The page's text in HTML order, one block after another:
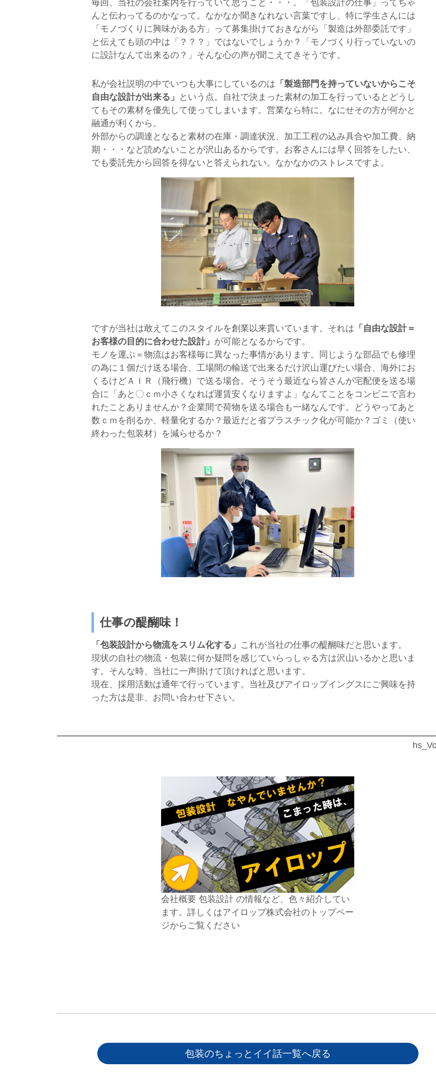
毎回、当社の会社案内を行っていて思うこと・・・。「包装設計の仕事」ってちゃ
んと伝わってるのかなって。なかなか聞きなれない言葉ですし、特に学生さんには
「モノづくりに興味がある方」って募集掛けておきながら「製造は外部委託です」
と伝えても頭の中は「？？？」ではないでしょうか？「モノづくり行っていないの
に設計なんて出来るの？」そんな心の声が聞こえてきそうです。
私が会社説明の中でいつも大事にしているのは 「製造部門を持っていないからこそ
自由な設計が出来る」
という点。自社で決まった素材の加工を行っているとどうし
てもその素材を優先して使ってしまいます。営業なら特に。なにせその方が何かと
融通が利くから。
外部からの調達となると素材の在庫・調達状況、加工工程の込み具合や加工費、納
期・・・など読めないことが沢山あるからです。お客さんには早く回答をしたい、
でも委託先から回答を得ないと答えられない。なかなかのストレスですよ。
ですが当社は敢えてこのスタイルを創業以来貫いています。それは 「自由な設計＝
お客様の目的に合わせた設計」 が可能となるからです。
モノを運ぶ＝物流はお客様毎に異なった事情があります。同じような部品でも修理
の為に１個だけ送る場合、工場間の輸送で出来るだけ沢山運びたい場合、海外にお
くるけどＡＩＲ（飛行機）で送る場合。そうそう最近なら皆さんが宅配便を送る場
合に「あと〇ｃｍ小さくなれば運賃安くなりますよ」なんてことをコンビニで言わ
れたことありませんか？企業間で荷物を送る場合も一緒なんです。どうやってあと
数ｃｍを削るか、軽量化するか？最近だと省プラスチック化が可能か？ゴミ（使い
終わった包装材）を減らせるか？
仕事の醍醐味！
「包装設計から物流をスリム化する」 これが当社の仕事の醍醐味だと思います。
現状の自社の物流・包装に何か疑問を感じていらっしゃる方は沢山いるかと思いま
す。そんな時、当社に一声掛けて頂ければと思います。
現在、採用活動は通年で行っています。当社及びアイロップイングスにご興味を持
った方は是非、お問い合わせ下さい。
会社概要 包装設計 の情報など、色々紹介してい
ます。詳しくはアイロップ株式会社のトップペー
ジからご覧ください
包装のちょっとイイ話一覧へ戻る